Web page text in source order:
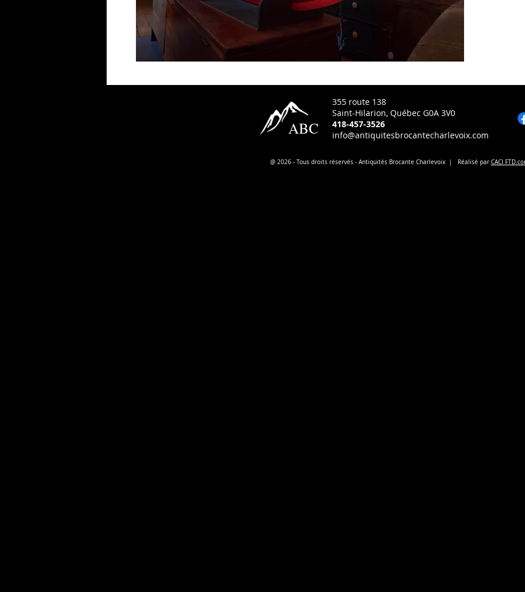
ABC
355 route 138
Saint-Hilarion, Québec G0A 3V0
418-457-3526
info@antiquitesbrocantecharlevoix.com
@ 2026 - Tous droits réservés - Antiquités Brocante Charlevoix | Réalisé par CACI